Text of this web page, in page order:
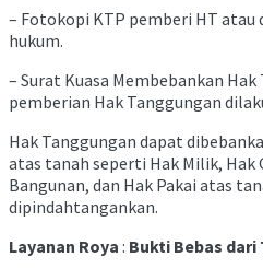
– Fotokopi KTP pemberi HT
hukum.
– Surat Kuasa Membebankan
pemberian Hak Tanggungan
Hak Tanggungan dapat
atas tanah seperti Hak Milik, Hak
Bangunan, dan Hak Pakai atas
dipindahtangankan.
Layanan Roya : Bukti Bebas